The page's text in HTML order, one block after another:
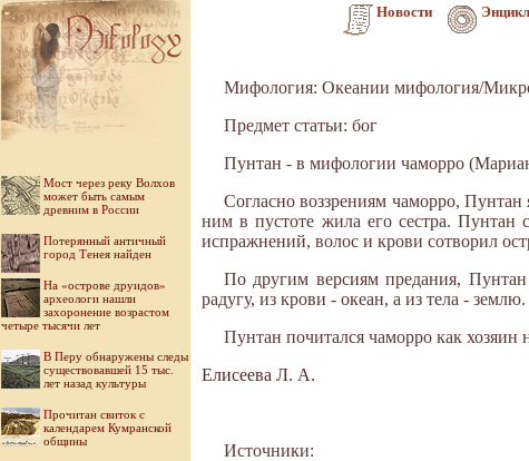
Новости
Мост через реку Волхов
может быть самым
древним в России
Потерянный античный
город Тенея найден
На «острове друидов»
археологи нашли
захоронение возрастом
четыре тысячи лет
В Перу обнаружены следы
существовавшей 15 тыс.
лет назад культуры
Прочитан свиток с
календарем Кумранской
общины
Мифология: Океании мифология/
Предмет статьи: бог
Пунтан - в мифологии чаморро
Согласно воззрениям чаморро,
ним в пустоте жила его сестра. Пунтан
испражнений, волос и крови сотворил
По другим версиям предания, Пунтан
радугу, из крови - океан, а из тела - землю.
Пунтан почитался чаморро как хозяин
Елисеева Л. А.
Источники: